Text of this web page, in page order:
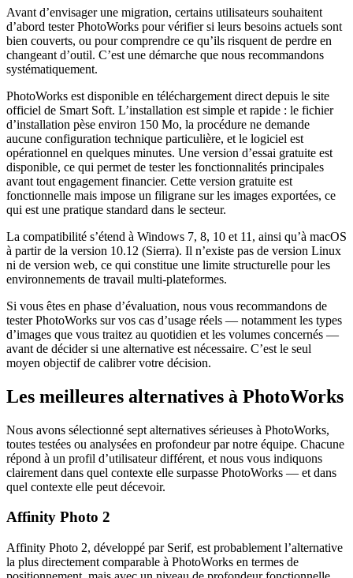
Avant d’envisager une migration, certains utilisateurs souhaitent
d’abord tester PhotoWorks pour vérifier si leurs besoins actuels sont
bien couverts, ou pour comprendre ce qu’ils risquent de perdre en
changeant d’outil. C’est une démarche que nous recommandons
systématiquement.
PhotoWorks est disponible en téléchargement direct depuis le site
officiel de Smart Soft. L’installation est simple et rapide : le fichier
d’installation pèse environ 150 Mo, la procédure ne demande
aucune configuration technique particulière, et le logiciel est
opérationnel en quelques minutes. Une version d’essai gratuite est
disponible, ce qui permet de tester les fonctionnalités principales
avant tout engagement financier. Cette version gratuite est
fonctionnelle mais impose un filigrane sur les images exportées, ce
qui est une pratique standard dans le secteur.
La compatibilité s’étend à Windows 7, 8, 10 et 11, ainsi qu’à macOS
à partir de la version 10.12 (Sierra). Il n’existe pas de version Linux
ni de version web, ce qui constitue une limite structurelle pour les
environnements de travail multi-plateformes.
Si vous êtes en phase d’évaluation, nous vous recommandons de
tester PhotoWorks sur vos cas d’usage réels — notamment les types
d’images que vous traitez au quotidien et les volumes concernés —
avant de décider si une alternative est nécessaire. C’est le seul
moyen objectif de calibrer votre décision.
Les meilleures alternatives à PhotoWorks
Nous avons sélectionné sept alternatives sérieuses à PhotoWorks,
toutes testées ou analysées en profondeur par notre équipe. Chacune
répond à un profil d’utilisateur différent, et nous vous indiquons
clairement dans quel contexte elle surpasse PhotoWorks — et dans
quel contexte elle peut décevoir.
Affinity Photo 2
Affinity Photo 2, développé par Serif, est probablement l’alternative
la plus directement comparable à PhotoWorks en termes de